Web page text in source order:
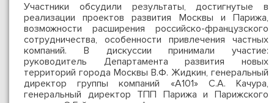
Участники обсудили результаты, достигнутые в
реализации проектов развития Москвы и Парижа,
возможности расширения российско-французского
сотрудничества, особенности привлечения частных
компаний. В дискуссии принимали участие:
руководитель Департамента развития новых
территорий города Москвы В.Ф. Жидкин, генеральный
директор группы компаний «А101» С.А. Качура,
генеральный директор ТПП Парижа и Парижского